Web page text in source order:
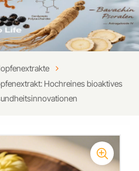
Hochreines bioaktives